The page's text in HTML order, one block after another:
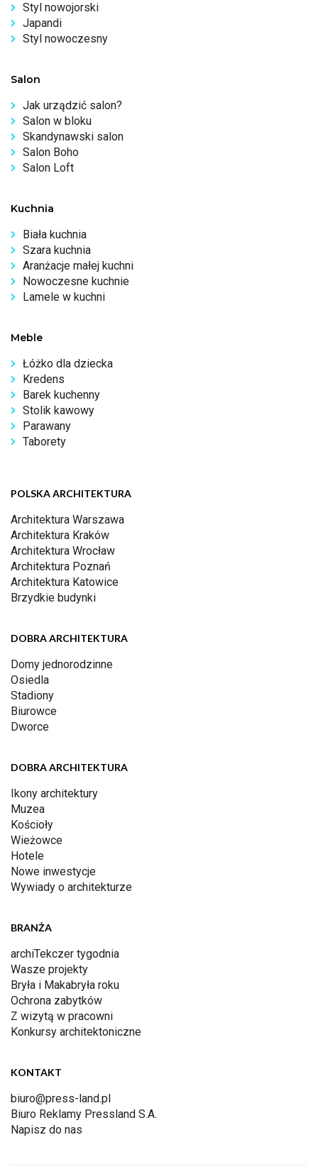
Styl nowojorski
Japandi
Styl nowoczesny
Salon
Jak urządzić salon?
Salon w bloku
Skandynawski salon
Salon Boho
Salon Loft
Kuchnia
Biała kuchnia
Szara kuchnia
Aranżacje małej kuchni
Nowoczesne kuchnie
Lamele w kuchni
Meble
Łóżko dla dziecka
Kredens
Barek kuchenny
Stolik kawowy
Parawany
Taborety
POLSKA ARCHITEKTURA
Architektura Warszawa
Architektura Kraków
Architektura Wrocław
Architektura Poznań
Architektura Katowice
Brzydkie budynki
DOBRA ARCHITEKTURA
Domy jednorodzinne
Osiedla
Stadiony
Biurowce
Dworce
DOBRA ARCHITEKTURA
Ikony architektury
Muzea
Kościoły
Wieżowce
Hotele
Nowe inwestycje
Wywiady o architekturze
BRANŻA
archiTekczer tygodnia
Wasze projekty
Bryła i Makabryła roku
Ochrona zabytków
Z wizytą w pracowni
Konkursy architektoniczne
KONTAKT
biuro@press-land.pl
Biuro Reklamy Pressland S.A.
Napisz do nas